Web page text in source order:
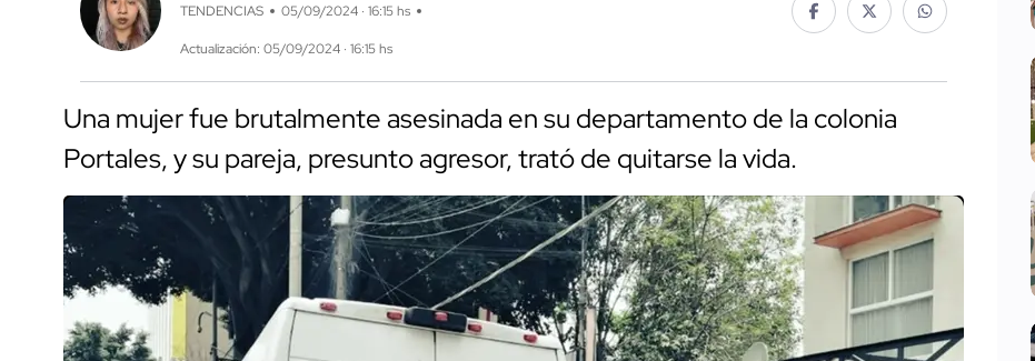
TENDENCIAS 05/09/2024 · 16:15 hs
Actualización: 05/09/2024 · 16:15 hs
Una mujer fue brutalmente asesinada en su departamento de la colonia
Portales, y su pareja, presunto agresor, trató de quitarse la vida.